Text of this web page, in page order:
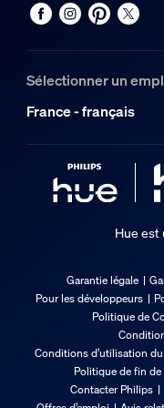
Spécificités
Type batterie
IP20
Classe de protection
Classe III - Très
Options de montage
Le capteur
7 cm
Largeur
Sélectionner un
France - français
Hue est
Garantie légale
Pour les développeurs
Politique de
Conditions d’utilisation
Politique de fin de
Contacter Philips